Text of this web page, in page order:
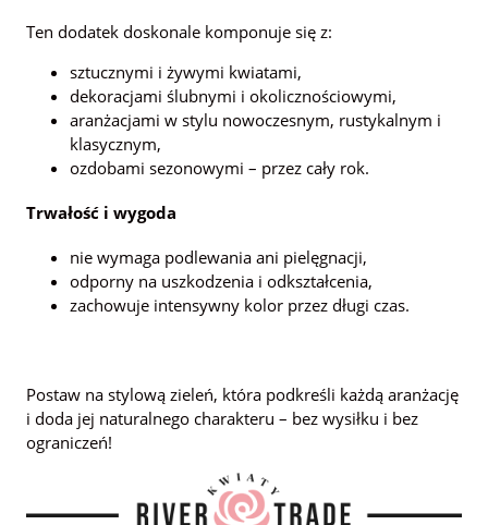
Ten dodatek doskonale komponuje się z:
sztucznymi i żywymi kwiatami,
dekoracjami ślubnymi i okolicznościowymi,
aranżacjami w stylu nowoczesnym, rustykalnym i
klasycznym,
ozdobami sezonowymi – przez cały rok.
Trwałość i wygoda
nie wymaga podlewania ani pielęgnacji,
odporny na uszkodzenia i odkształcenia,
zachowuje intensywny kolor przez długi czas.
Postaw na stylową zieleń, która podkreśli każdą aranżację
i doda jej naturalnego charakteru – bez wysiłku i bez
ograniczeń!